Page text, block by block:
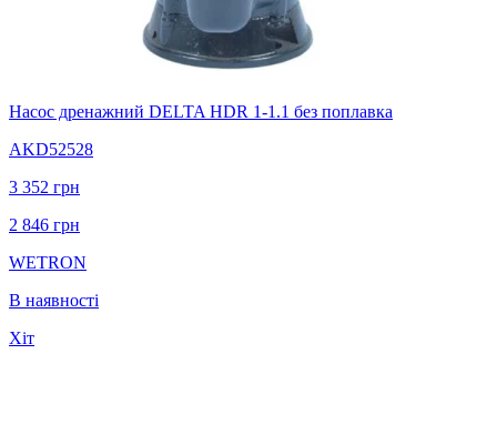
Насос дренажний DELTA HDR 1-1.1 без поплавка
AKD52528
3 352 грн
2 846 грн
WETRON
В наявності
Хіт